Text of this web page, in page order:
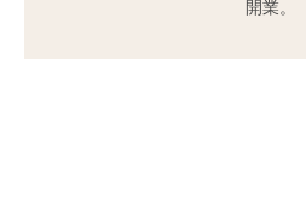
開業。